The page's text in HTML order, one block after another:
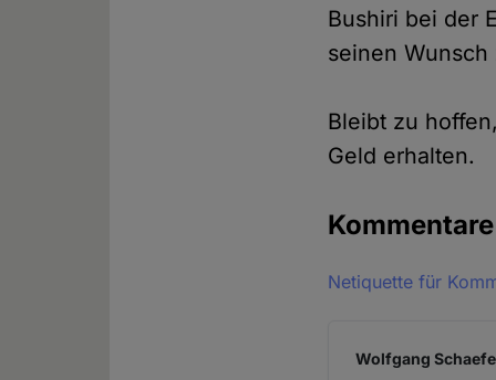
Bushiri bei der
seinen
Bleibt zu
Geld erhalten.
Kommentare
Netiquette für
Wolfgang